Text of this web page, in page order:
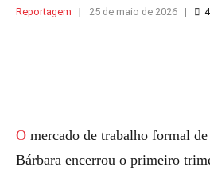
Reportagem 25 de maio de 2026 4
O mercado de trabalho formal de Águas de Santa
Bárbara encerrou o primeiro